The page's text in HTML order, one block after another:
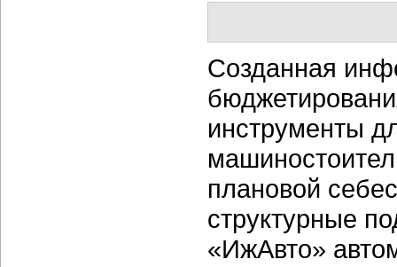
Созданная
инструменты
плановой
структурные
«ИжАвто»